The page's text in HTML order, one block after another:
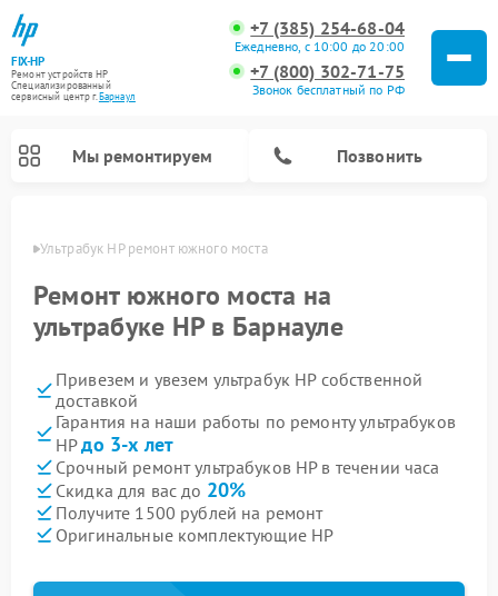
FIX-HP
Ремонт устройств HP
Специализированный
cервисный центр г.Барнаул
+7 (385) 254-68-04
Ежедневно, с 10:00 до 20:00
+7 (800) 302-71-75
Звонок бесплатный по РФ
Мы ремонтируем Позвонить
Ультрабук HP ремонт южного моста
Ремонт южного моста на
ультрабуке HP в Барнауле
Привезем и увезем ультрабук HP собственной
доставкой
Гарантия на наши работы по ремонту ультрабуков
HPдо 3-х лет
Срочный ремонт ультрабуков HP в течении часа
Скидка для вас до 20%
Получите 1500 рублей на ремонт
Оригинальные комплектующие HP